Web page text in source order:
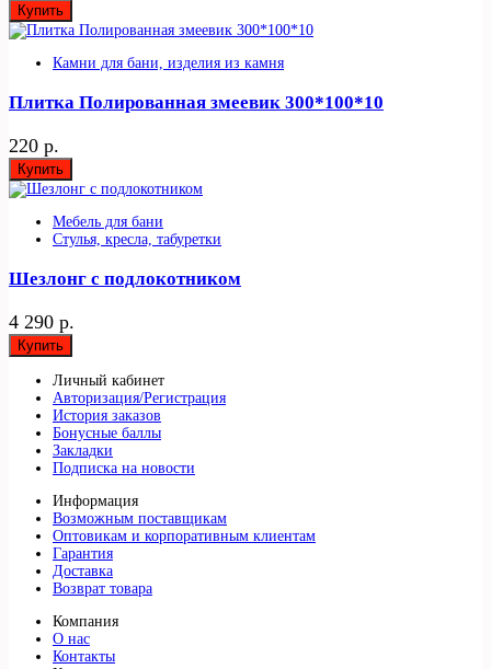
Купить
Камни для бани, изделия из камня
Плитка Полированная змеевик 300*100*10
220 р.
Купить
Мебель для бани
Стулья, кресла, табуретки
Шезлонг с подлокотником
4 290 р.
Купить
Личный кабинет
Авторизация/Регистрация
История заказов
Бонусные баллы
Закладки
Подписка на новости
Информация
Возможным поставщикам
Оптовикам и корпоративным клиентам
Гарантия
Доставка
Возврат товара
Компания
О нас
Контакты